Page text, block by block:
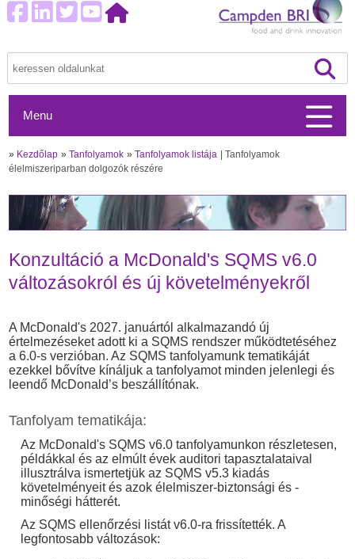
Menu
» Kezdőlap »Tanfolyamok »Tanfolyamok listája
Tanfolyamok
élelmiszeriparban dolgozók részére
Konzultáció a McDonald's SQMS v6.0
változásokról és új követelményekről
A McDonald's 2027. januártól alkalmazandó új
értelmezéseket adott ki a SQMS rendszer működtetéséhez
a 6.0-s verzióban. Az SQMS tanfolyamunk tematikáját
ezekkel bővítve kínáljuk a tanfolyamot minden jelenlegi és
leendő McDonald’s beszállítónak.
Tanfolyam tematikája:
Az McDonald's SQMS v6.0 tanfolyamunkon részletesen,
példákkal és az elmúlt évek auditori tapasztalataival
illusztrálva ismertetjük az SQMS v5.3 kiadás
követelményeit és azok élelmiszer-biztonsági és -
minőségi hátterét.
Az SQMS ellenőrzési listát v6.0-ra frissítették. A
legfontosabb változások: